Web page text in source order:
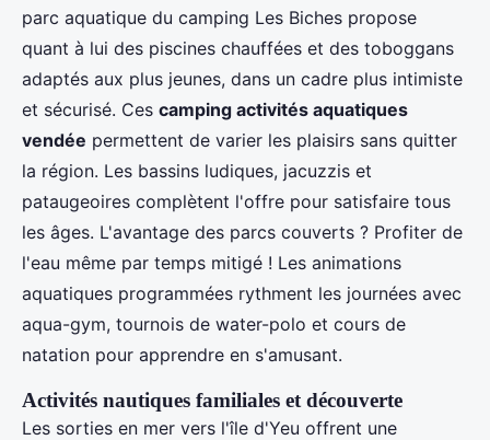
parc aquatique du camping Les Biches propose
quant à lui des piscines chauffées et des toboggans
adaptés aux plus jeunes, dans un cadre plus intimiste
et sécurisé. Ces camping activités aquatiques
vendée permettent de varier les plaisirs sans quitter
la région. Les bassins ludiques, jacuzzis et
pataugeoires complètent l'offre pour satisfaire tous
les âges. L'avantage des parcs couverts ? Profiter de
l'eau même par temps mitigé ! Les animations
aquatiques programmées rythment les journées avec
aqua-gym, tournois de water-polo et cours de
natation pour apprendre en s'amusant.
Activités nautiques familiales et découverte
Les sorties en mer vers l'île d'Yeu offrent une